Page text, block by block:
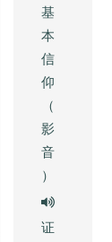
基
本
信
仰
（
影
音
）
证